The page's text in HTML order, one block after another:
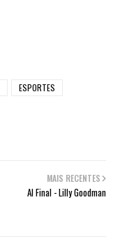
ESPORTES
MAIS RECENTES
Al Final - Lilly Goodman